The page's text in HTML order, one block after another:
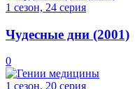
1 сезон, 24 серия
Чудесные дни (2001)
0
1 сезон, 20 серия